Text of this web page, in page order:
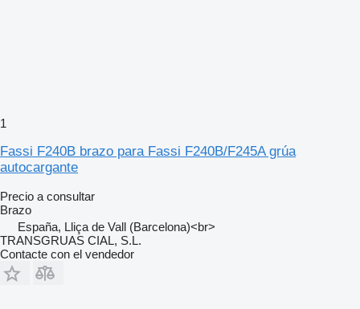
1
Fassi F240B brazo para Fassi F240B/F245A grúa
autocargante
Precio a consultar
Brazo
España, Lliça de Vall (Barcelona)<br>
TRANSGRUAS CIAL, S.L.
Contacte con el vendedor